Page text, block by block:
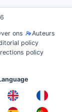
ons
Auteurs
policy
policy